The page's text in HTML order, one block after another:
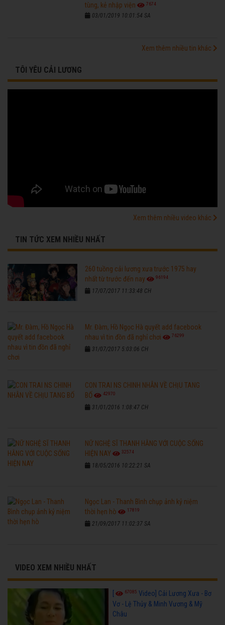
tùng, kẻ nhập viện
7674
03/01/2019 10:01:54 SA
Xem thêm nhiều tin khác
TÔI YÊU CẢI LƯƠNG
Xem thêm nhiều video khác
TIN TỨC XEM NHIỀU NHẤT
260 tuồng cải lương xưa trước 1975 hay
nhất từ trước đến nay
96194
17/07/2017 11:33:48 CH
Mr. Đàm, Hồ Ngọc Hà quyết add facebook
nhau vì tin đồn đã nghỉ chơi
76299
31/07/2017 5:03:06 CH
CON TRAI NS CHINH NHẪN VỀ CHỊU TANG
BỐ
42970
31/01/2016 1:08:47 CH
NỮ NGHỆ SĨ THANH HẰNG VỚI CUỘC SỐNG
HIỆN NAY
32574
18/05/2016 10:22:21 SA
Ngọc Lan - Thanh Bình chụp ảnh kỷ niệm
thời hẹn hò
17819
21/09/2017 11:02:37 SA
VIDEO XEM NHIỀU NHẤT
[ 67085 Video] Cải Lương Xưa - Bơ
Vơ - Lệ Thủy & Minh Vương & Mỹ
Châu